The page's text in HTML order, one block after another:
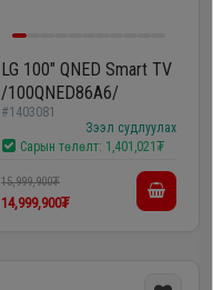
LG 100" QNED Smart TV
/100QNED86A6/
#1403081
Зээл судлуулах
Сарын төлөлт: 1,401,021₮
15,999,900₮
14,999,900₮